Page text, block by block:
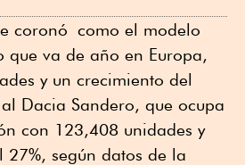
coronó como el modelo
que va de año en Europa,
y un crecimiento del
Dacia Sandero, que ocupa
con 123,408 unidades y
27%, según datos de la